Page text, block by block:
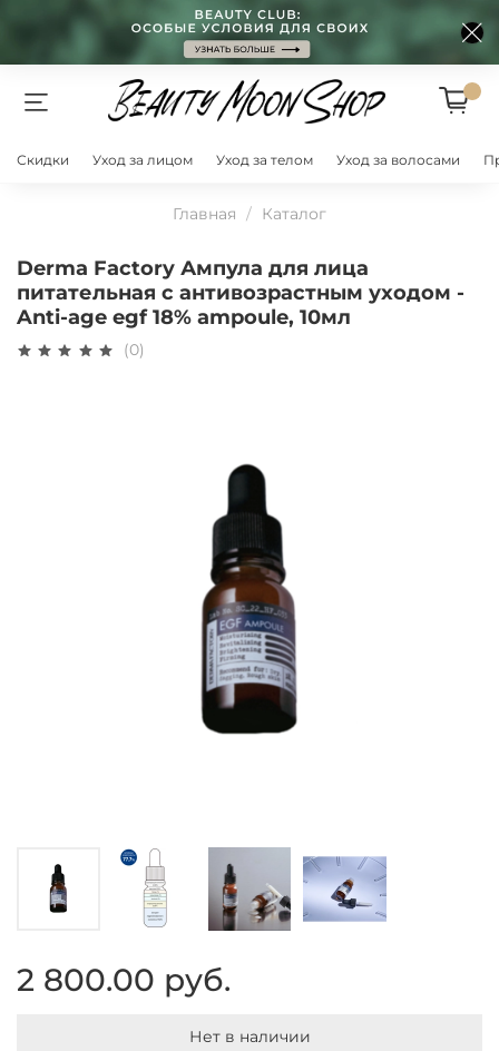
Скидки Уход за лицом Уход за телом Уход за волосами
Главная Каталог
Derma Factory Ампула для лица
питательная с антивозрастным уходом -
Anti-age egf 18% ampoule, 10мл
(0)
2 800.00 руб.
Нет в наличии